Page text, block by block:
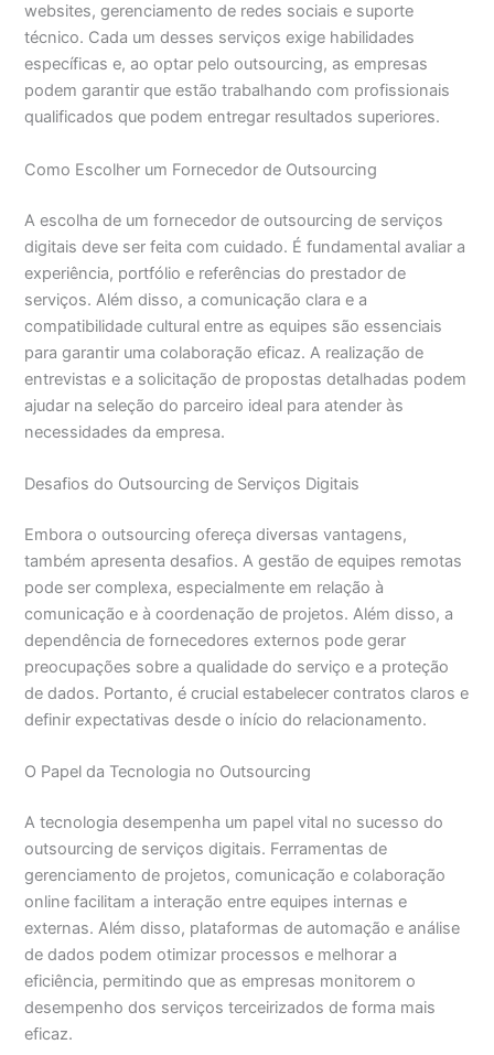
websites, gerenciamento de redes sociais e suporte
técnico. Cada um desses serviços exige habilidades
específicas e, ao optar pelo outsourcing, as empresas
podem garantir que estão trabalhando com profissionais
qualificados que podem entregar resultados superiores.
Como Escolher um Fornecedor de Outsourcing
A escolha de um fornecedor de outsourcing de serviços
digitais deve ser feita com cuidado. É fundamental avaliar a
experiência, portfólio e referências do prestador de
serviços. Além disso, a comunicação clara e a
compatibilidade cultural entre as equipes são essenciais
para garantir uma colaboração eficaz. A realização de
entrevistas e a solicitação de propostas detalhadas podem
ajudar na seleção do parceiro ideal para atender às
necessidades da empresa.
Desafios do Outsourcing de Serviços Digitais
Embora o outsourcing ofereça diversas vantagens,
também apresenta desafios. A gestão de equipes remotas
pode ser complexa, especialmente em relação à
comunicação e à coordenação de projetos. Além disso, a
dependência de fornecedores externos pode gerar
preocupações sobre a qualidade do serviço e a proteção
de dados. Portanto, é crucial estabelecer contratos claros e
definir expectativas desde o início do relacionamento.
O Papel da Tecnologia no Outsourcing
A tecnologia desempenha um papel vital no sucesso do
outsourcing de serviços digitais. Ferramentas de
gerenciamento de projetos, comunicação e colaboração
online facilitam a interação entre equipes internas e
externas. Além disso, plataformas de automação e análise
de dados podem otimizar processos e melhorar a
eficiência, permitindo que as empresas monitorem o
desempenho dos serviços terceirizados de forma mais
eficaz.